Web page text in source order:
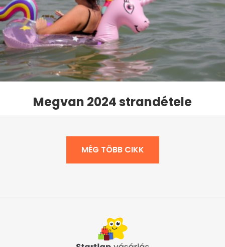
Megvan 2024 strandétele
MÉG TÖBB CIKK